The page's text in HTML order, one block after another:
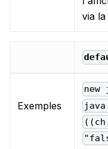
via
Exemples
new